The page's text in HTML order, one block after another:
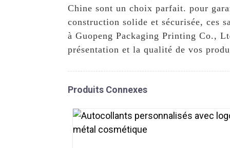
Chine sont un choix parfait. pour
construction solide et sécurisée, ces
à Guopeng Packaging Printing Co.,
présentation et la qualité de vos
Produits Connexes